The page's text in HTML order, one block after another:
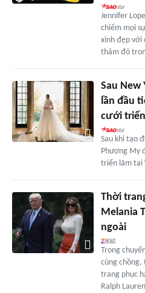
Jennifer
chiếm mọi
xinh đẹp với
thảm đỏ
Sau New
lần đầu
cưới
Sau khi tạo
Phương My
triển lãm tại
Thời
Melania
ngoài
Trong
cùng chồng,
trang phục
Ralph